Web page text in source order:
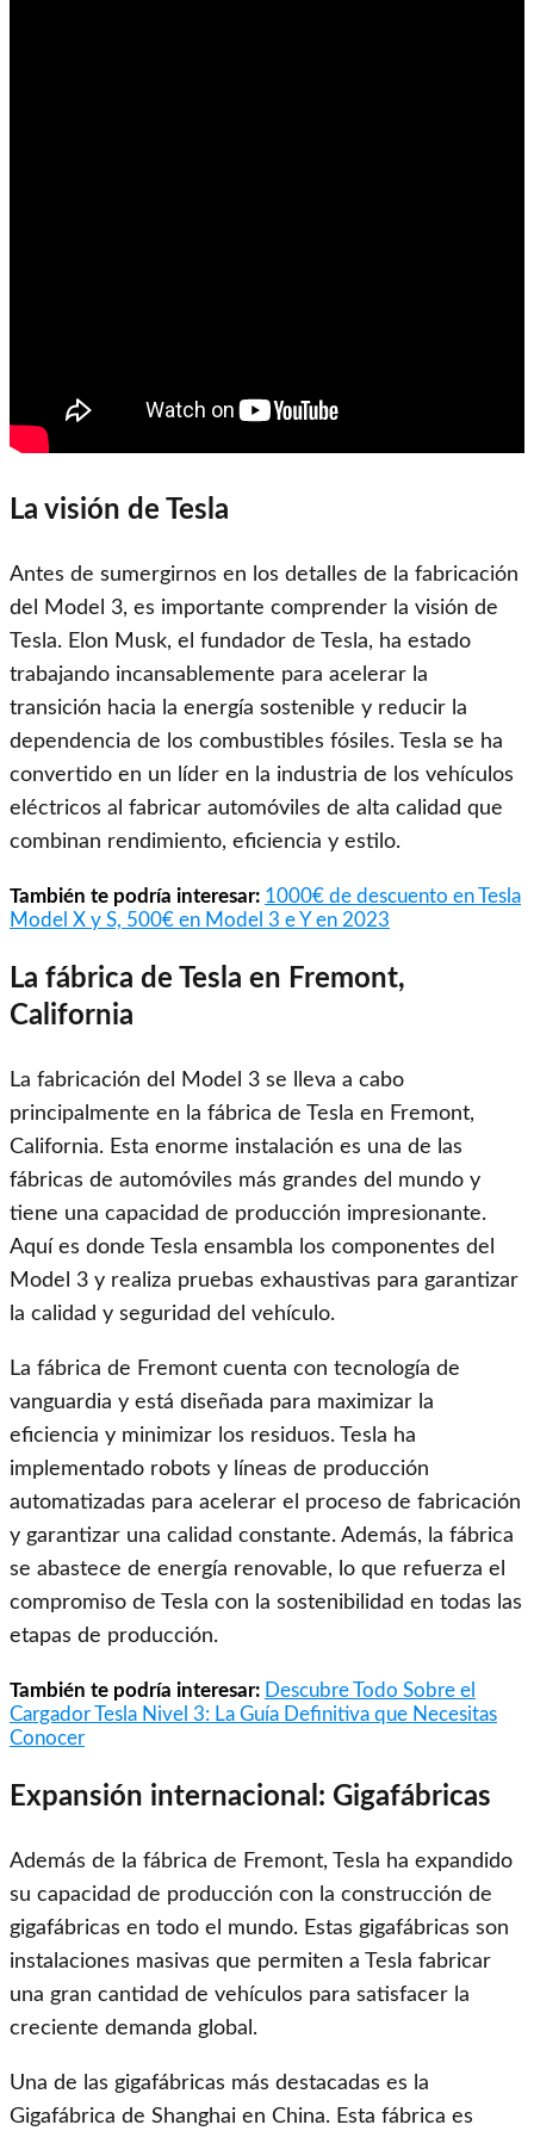
La visión de Tesla
Antes de sumergirnos en los detalles de la fabricación
del Model 3, es importante comprender la visión de
Tesla. Elon Musk, el fundador de Tesla, ha estado
trabajando incansablemente para acelerar la
transición hacia la energía sostenible y reducir la
dependencia de los combustibles fósiles. Tesla se ha
convertido en un líder en la industria de los vehículos
eléctricos al fabricar automóviles de alta calidad que
combinan rendimiento, eficiencia y estilo.
También te podría interesar: 1000€ de descuento en Tesla
Model X y S, 500€ en Model 3 e Y en 2023
La fábrica de Tesla en Fremont,
California
La fabricación del Model 3 se lleva a cabo
principalmente en la fábrica de Tesla en Fremont,
California. Esta enorme instalación es una de las
fábricas de automóviles más grandes del mundo y
tiene una capacidad de producción impresionante.
Aquí es donde Tesla ensambla los componentes del
Model 3 y realiza pruebas exhaustivas para garantizar
la calidad y seguridad del vehículo.
La fábrica de Fremont cuenta con tecnología de
vanguardia y está diseñada para maximizar la
eficiencia y minimizar los residuos. Tesla ha
implementado robots y líneas de producción
automatizadas para acelerar el proceso de fabricación
y garantizar una calidad constante. Además, la fábrica
se abastece de energía renovable, lo que refuerza el
compromiso de Tesla con la sostenibilidad en todas las
etapas de producción.
También te podría interesar: Descubre Todo Sobre el
Cargador Tesla Nivel 3: La Guía Definitiva que Necesitas
Conocer
Expansión internacional: Gigafábricas
Además de la fábrica de Fremont, Tesla ha expandido
su capacidad de producción con la construcción de
gigafábricas en todo el mundo. Estas gigafábricas son
instalaciones masivas que permiten a Tesla fabricar
una gran cantidad de vehículos para satisfacer la
creciente demanda global.
Una de las gigafábricas más destacadas es la
Gigafábrica de Shanghai en China. Esta fábrica es